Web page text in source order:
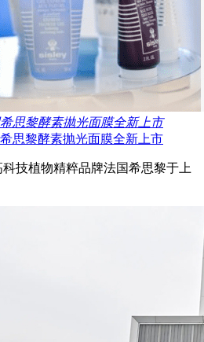
思黎酵素抛光面膜全新上市
思黎酵素抛光面膜全新上市
技植物精粹品牌法国希思黎于上